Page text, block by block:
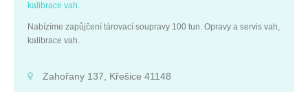
kalibrace vah.
Nabízíme zapůjčení tárovací soupravy 100 tun. Opravy a servis vah,
kalibrace vah.
Zahořany 137, Křešice 41148